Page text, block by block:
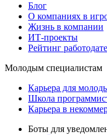
Блог
О компаниях в
Жизнь в компании
ИТ-проекты
Рейтинг
Молодым специалистам
Карьера для
Школа
Карьера в
Боты для